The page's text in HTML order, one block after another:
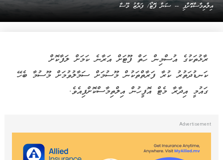
އިލްތިމާސްކޮށްފި -- ސަން ފޮޓޯ/ ފަޔާޒު މޫސާ
ރާޅުތަކުގެ އުސްމިން ހަތް ފޫޓަށް އަރާނެ ކަމަށް ލަފާކޮށް
ކަނޑުދަތުރު ކުރާ ފަރާތްތަކުން މޫސުމަށް ސަމާލުވުމަށް މޫސުމާ ބެހޭ
ގައުމީ އިދާރާ މެޓް އޮފީހުން އިލްތިމާސްކޮށްފިއެވެ.